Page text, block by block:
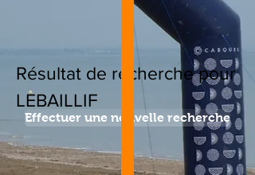
Résultat de recherche pour
LEBAILLIF
Effectuer une nouvelle recherche